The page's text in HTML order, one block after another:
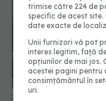
Supraviețuitorii
uriaș de forme
19 iul 2025, 13:30
trimise către 224 de
specific de acest
date exacte de
Unii furnizori vă pot
interes legitim, față
opțiunilor de mai jos.
acestei pagini pentru
consimțământul în
uri.